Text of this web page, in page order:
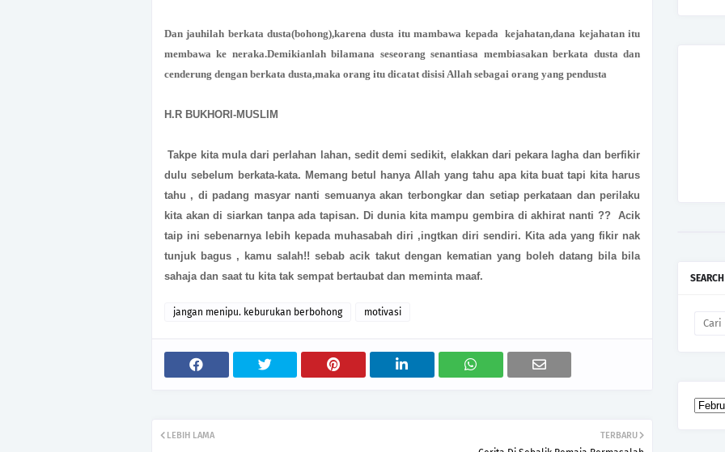
Dan jauhilah berkata dusta(bohong),karena dusta itu mambawa kepada kejahatan,dana kejahatan itu
membawa ke neraka.Demikianlah bilamana seseorang senantiasa membiasakan berkata dusta dan
cenderung dengan berkata dusta,maka orang itu dicatat disisi Allah sebagai orang yang pendusta
H.R BUKHORI-MUSLIM
Takpe kita mula dari perlahan lahan, sedit demi sedikit, elakkan dari pekara lagha dan berfikir
dulu sebelum berkata-kata. Memang betul hanya Allah yang tahu apa kita buat tapi kita harus
tahu , di padang masyar nanti semuanya akan terbongkar dan setiap perkataan dan perilaku
kita akan di siarkan tanpa ada tapisan. Di dunia kita mampu gembira di akhirat nanti ?? Acik
taip ini sebenarnya lebih kepada muhasabah diri ,ingtkan diri sendiri. Kita ada yang fikir nak
tunjuk bagus , kamu salah!! sebab acik takut dengan kematian yang boleh datang bila bila
sahaja dan saat tu kita tak sempat bertaubat dan meminta maaf.
jangan menipu. keburukan berbohong motivasi
TERBARU
LEBIH LAMA